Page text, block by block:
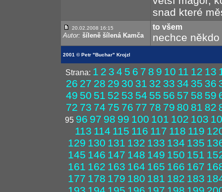
snad které
20.02.2008 16:15
Autor: šíleně šílená Kamča
to všem
nechce
2001 © Petr "Buchar" Krojzl
Strana: 1 2 3 4 5 6 7 8 9 10 11 12 13
26 27 28 29 30 31 32 33 34 35 36
49 50 51 52 53 54 55 56 57 58 59
72 73 74 75 76 77 78 79 80 81 82
95 96 97 98 99 100 101 102 103
113 114 115 116 117 118 119
129 130 131 132 133 134 135
145 146 147 148 149 150 151
161 162 163 164 165 166 167
177 178 179 180 181 182 183